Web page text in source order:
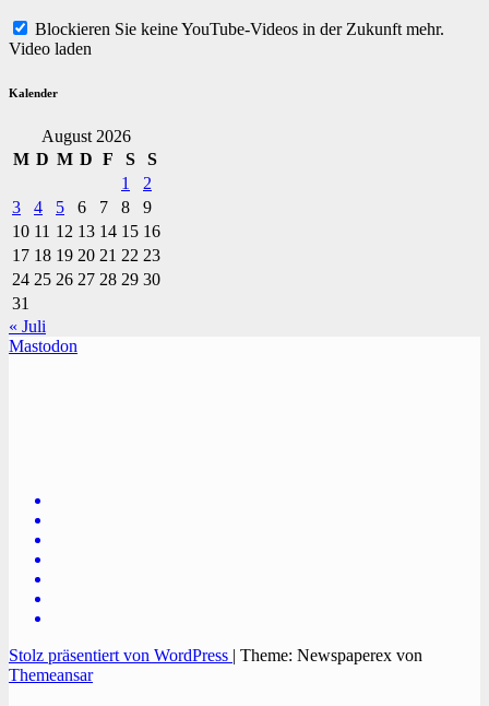
Blockieren Sie keine YouTube-Videos in der Zukunft mehr.
Video laden
Kalender
August 2026
M D M D F S
S
1
2
3
4 5 6 7 8
9
10 11 12 13 14 15 16
17 18 19 20 21 22 23
24 25 26 27 28 29 30
31
« Juli
Mastodon
Stolz präsentiert von WordPress | Theme: Newspaperex von
Themeansar